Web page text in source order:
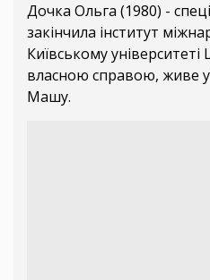
Дочка Ольга (1980) -
закінчила інститут
Київському
власною справою, живе
Машу.